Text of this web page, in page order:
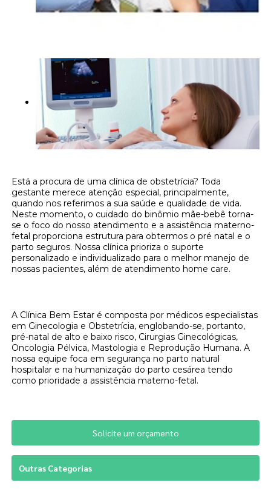
Está a procura de uma clínica de obstetrícia? Toda
gestante merece atenção especial, principalmente,
quando nos referimos a sua saúde e qualidade de vida.
Neste momento, o cuidado do binômio mãe-bebê torna-
se o foco do nosso atendimento e a assistência materno-
fetal proporciona estrutura para obtermos o pré natal e o
parto seguros. Nossa clínica prioriza o suporte
personalizado e individualizado para o melhor manejo de
nossas pacientes, além de atendimento home care.
A Clínica Bem Estar é composta por médicos especialistas
em Ginecologia e Obstetrícia, englobando-se, portanto,
pré-natal de alto e baixo risco, Cirurgias Ginecológicas,
Oncologia Pélvica, Mastologia e Reprodução Humana. A
nossa equipe foca em segurança no parto natural
hospitalar e na humanização do parto cesárea tendo
como prioridade a assistência materno-fetal.
Solicite um orçamento
Outras Categorias